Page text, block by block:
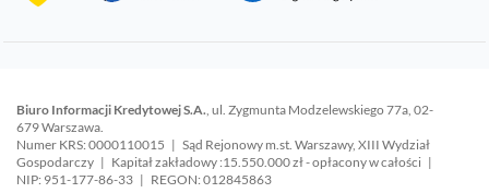
Biuro Informacji Kredytowej S.A. , ul. Zygmunta Modzelewskiego 77a, 02-
679 Warszawa.
Numer KRS: 0000110015 | Sąd Rejonowy m.st. Warszawy, XIII Wydział
Gospodarczy | Kapitał zakładowy :15.550.000 zł - opłacony w całości |
NIP: 951-177-86-33 | REGON: 012845863